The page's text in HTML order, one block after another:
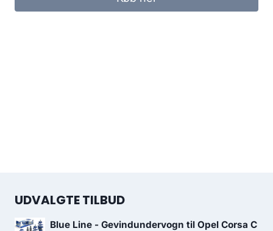
UDVALGTE TILBUD
Blue Line - Gevindundervogn til Opel Corsa C